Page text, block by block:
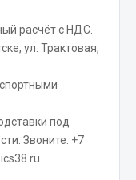
расчёт с НДС.
ул. Трактовая,
под
Звоните: +7